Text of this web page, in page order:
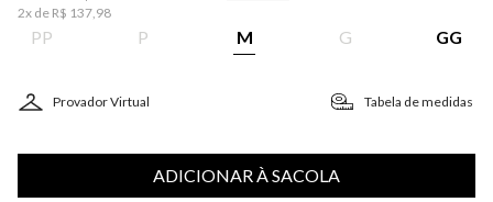
2x de R$ 137,98
PP P M G GG
Provador Virtual Tabela de medidas
ADICIONAR À SACOLA